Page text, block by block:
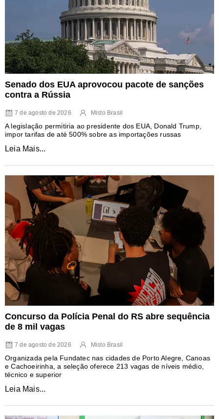
Senado dos EUA aprovocou pacote de sanções
contra a Rússia
7 de agosto de 2026 Misto Brasil
A legislação permitiria ao presidente dos EUA, Donald Trump,
impor tarifas de até 500% sobre as importações russas
Leia Mais...
Concurso da Polícia Penal do RS abre sequência
de 8 mil vagas
7 de agosto de 2026 Misto Brasil
Organizada pela Fundatec nas cidades de Porto Alegre, Canoas
e Cachoeirinha, a seleção oferece 213 vagas de níveis médio,
técnico e superior
Leia Mais...